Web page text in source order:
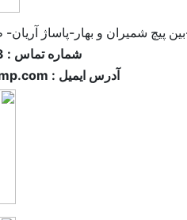
پیچ شمیران و بهار-پاساژ
شماره تماس : 77630053 – 021
آدرس ایمیل : info@tehranstamp.com